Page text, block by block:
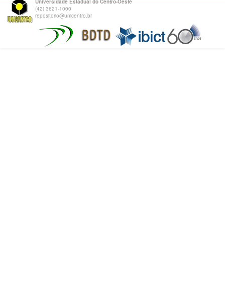
Universidade Estadual do Centro-Oeste
(42) 3621-1000
repositorio@unicentro.br